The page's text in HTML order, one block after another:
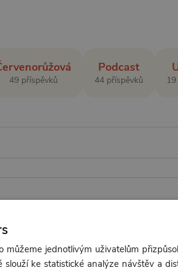
49 příspěvků
Podcast
44 příspěvků
jednotlivým uživatelům
slouží ke statistické analýze návštěv a